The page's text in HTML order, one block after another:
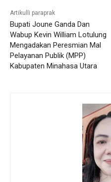
Artikulli paraprak
Bupati Joune Ganda Dan
Wabup Kevin William Lotulung
Mengadakan Peresmian Mal
Pelayanan Publik (MPP)
Kabupaten Minahasa Utara